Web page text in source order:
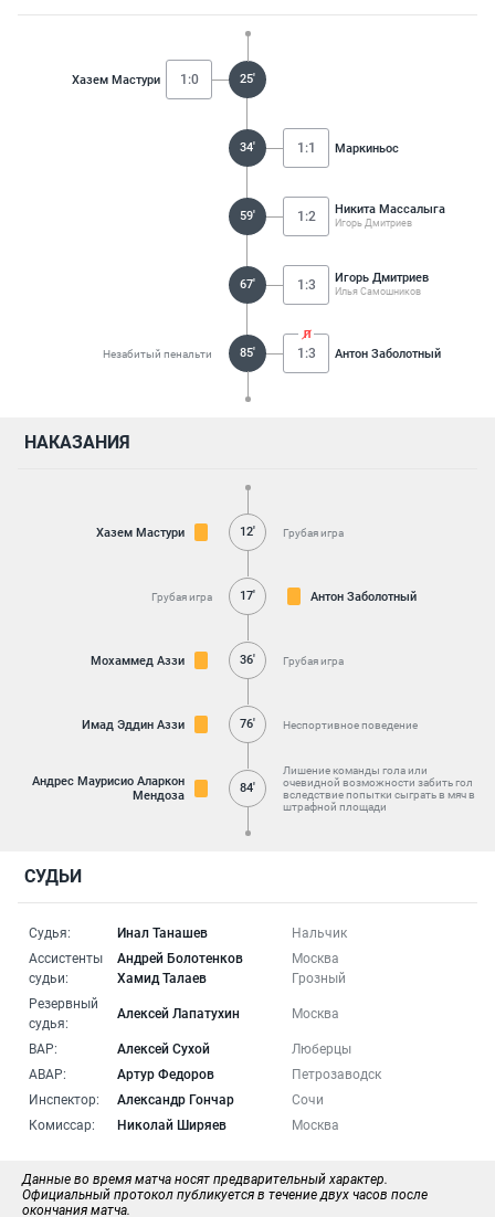
Хазем Мастури 1:0 25'
34' 1:1 Маркиньос
59' 1:2 Никита Массалыга
Игорь Дмитриев
67' 1:3 Игорь Дмитриев
Илья Самошников
Незабитый пенальти 85' 1:3 Антон Заболотный
НАКАЗАНИЯ
Хазем Мастури 12' Грубая игра
Грубая игра 17' Антон Заболотный
Мохаммед Аззи 36' Грубая игра
Имад Эддин Аззи 76' Неспортивное поведение
Андрес Маурисио Аларкон
Мендоза
84'
Лишение команды гола или
очевидной возможности забить гол
вследствие попытки сыграть в мяч в
штрафной площади
СУДЬИ
Судья: Инал Танашев
Нальчик
Ассистенты
судьи:
Андрей Болотенков
Москва
Хамид Талаев
Грозный
Резервный
судья:
Алексей Лапатухин Москва
ВАР: Алексей Сухой
Люберцы
АВАР:
Артур Федоров
Петрозаводск
Инспектор:
Александр Гончар
Сочи
Комиссар:
Николай Ширяев Москва
Данные во время матча носят предварительный характер.
Официальный протокол публикуется в течение двух часов после
окончания матча.